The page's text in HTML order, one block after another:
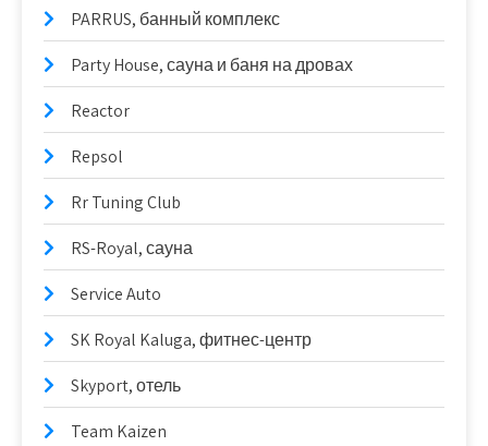
PARRUS, банный комплекс
Party House, сауна и баня на дровах
Reactor
Repsol
Rr Tuning Club
RS-Royal, сауна
Service Auto
SK Royal Kaluga, фитнес-центр
Skyport, отель
Team Kaizen